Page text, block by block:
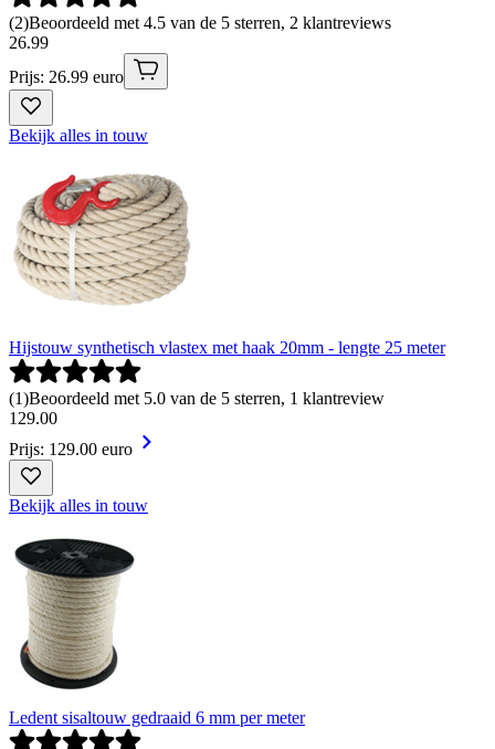
(2)Beoordeeld met 4.5 van de 5 sterren, 2 klantreviews
26.99
Prijs: 26.99 euro
Bekijk alles in touw
Hijstouw synthetisch vlastex met haak 20mm - lengte 25 meter
(1)Beoordeeld met 5.0 van de 5 sterren, 1 klantreview
129.00
Prijs: 129.00 euro
Bekijk alles in touw
Ledent sisaltouw gedraaid 6 mm per meter